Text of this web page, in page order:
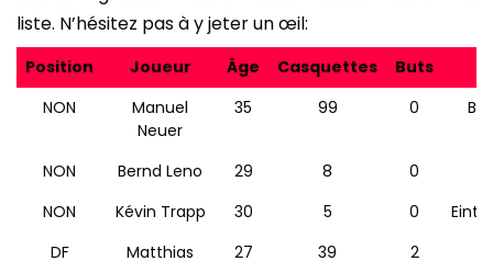
liste. N’hésitez pas à y jeter un œil:
Position Joueur Âge Casquettes Buts
NON
Manuel
Neuer
35 99 0
NON Bernd Leno 29 8
0
NON
Kévin Trapp 30 5 0
DF
Matthias 27 39 2